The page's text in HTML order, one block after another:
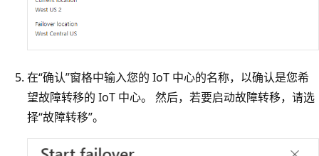
在“确认”窗格中输入您的 IoT 中心的名称，以确认是您希
望故障转移的 IoT 中心。 然后，若要启动故障转移，请选
择“故障转移”。